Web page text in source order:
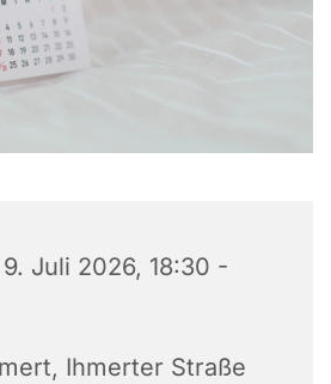
Juli 2026, 18:30 -
Ihmerter Straße